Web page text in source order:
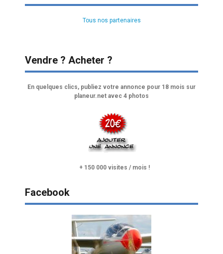
Tous nos partenaires
Vendre ? Acheter ?
En quelques clics, publiez votre annonce pour 18 mois sur
planeur.net avec 4 photos
+ 150 000 visites / mois !
Facebook